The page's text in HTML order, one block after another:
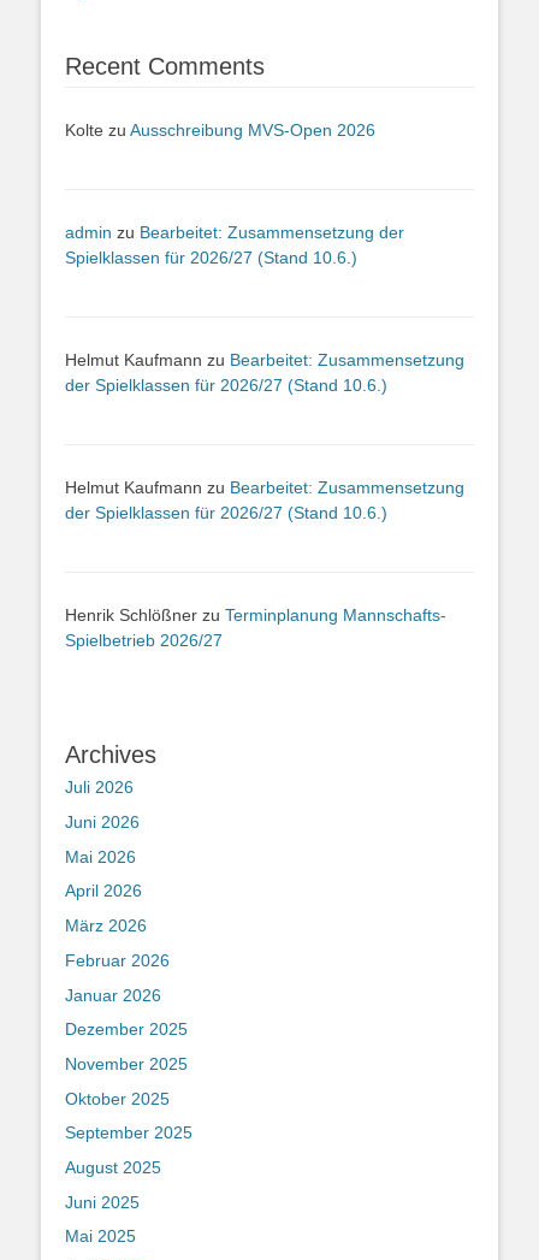
Recent Comments
Kolte zu Ausschreibung MVS-Open 2026
admin zu Bearbeitet: Zusammensetzung der
Spielklassen für 2026/27 (Stand 10.6.)
Helmut Kaufmann zu Bearbeitet: Zusammensetzung
der Spielklassen für 2026/27 (Stand 10.6.)
Helmut Kaufmann zu Bearbeitet: Zusammensetzung
der Spielklassen für 2026/27 (Stand 10.6.)
Henrik Schlößner zu Terminplanung Mannschafts-
Spielbetrieb 2026/27
Archives
Juli 2026
Juni 2026
Mai 2026
April 2026
März 2026
Februar 2026
Januar 2026
Dezember 2025
November 2025
Oktober 2025
September 2025
August 2025
Juni 2025
Mai 2025